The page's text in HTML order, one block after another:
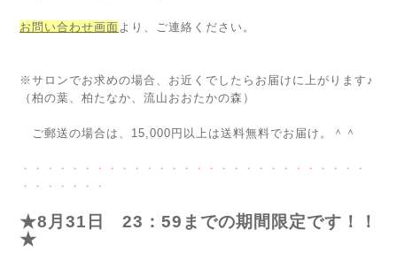
お問い合わせ画面より、ご連絡ください。
※サロンでお求めの場合、お近くでしたらお届けに上がります♪
（柏の葉、柏たなか、流山おおたかの森）
ご郵送の場合は、15,000円以上は送料無料でお届け。＾＾
・・・・・・・・・・・・・・・・・・・・・・・・・・・・
・・・・・・・
★8月31日 23：59までの期間限定です！！
★